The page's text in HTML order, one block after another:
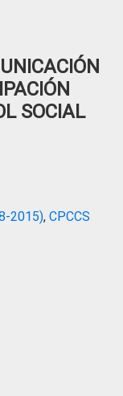
SOCIAL
2015), CPCCS